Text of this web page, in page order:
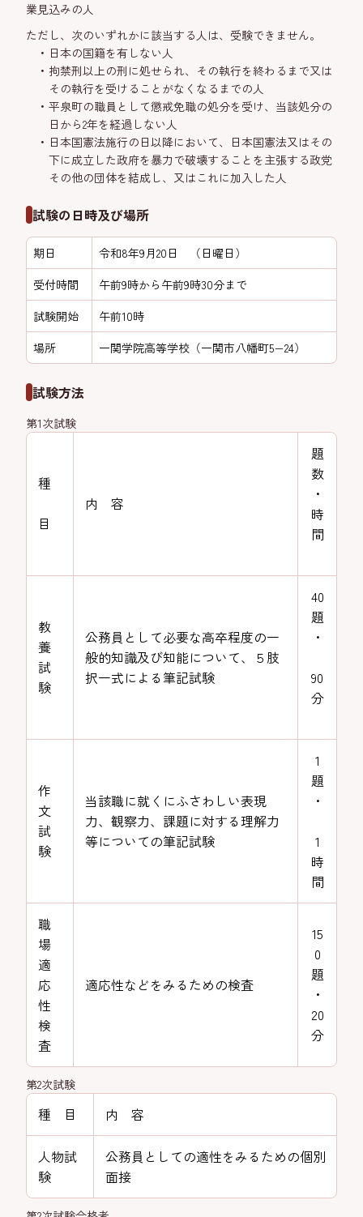
業見込みの人
ただし、次のいずれかに該当する人は、受験できません。
日本の国籍を有しない人
拘禁刑以上の刑に処せられ、その執行を終わるまで又は
その執行を受けることがなくなるまでの人
平泉町の職員として懲戒免職の処分を受け、当該処分の
日から2年を経過しない人
日本国憲法施行の日以降において、日本国憲法又はその
下に成立した政府を暴力で破壊することを主張する政党
その他の団体を結成し、又はこれに加入した人
試験の日時及び場所
期日
令和8年9月20日 （日曜日）
受付時間
午前9時から午前9時30分まで
試験開始
午前10時
場所
一関学院高等学校（一関市八幡町5−24）
試験方法
第1次試験
種
目
内 容
題
数
・
時
間
教
養
試
験
公務員として必要な高卒程度の一
般的知識及び知能について、５肢
択一式による筆記試験
40
題
・
90
分
作
文
試
験
当該職に就くにふさわしい表現
力、観察力、課題に対する理解力
等についての筆記試験
1
題
・
1
時
間
職
場
適
応
性
検
査
適応性などをみるための検査
15
0
題
・
20
分
第2次試験
種 目 内 容
人物試
験
公務員としての適性をみるための個別
面接